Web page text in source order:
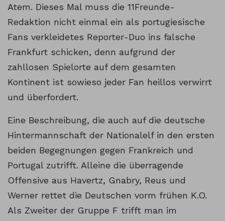
Atem. Dieses Mal muss die 11Freunde-
Redaktion nicht einmal ein als portugiesische
Fans verkleidetes Reporter-Duo ins falsche
Frankfurt schicken, denn aufgrund der
zahllosen Spielorte auf dem gesamten
Kontinent ist sowieso jeder Fan heillos verwirrt
und überfordert.
Eine Beschreibung, die auch auf die deutsche
Hintermannschaft der Nationalelf in den ersten
beiden Begegnungen gegen Frankreich und
Portugal zutrifft. Alleine die überragende
Offensive aus Havertz, Gnabry, Reus und
Werner rettet die Deutschen vorm frühen K.O.
Als Zweiter der Gruppe F trifft man im